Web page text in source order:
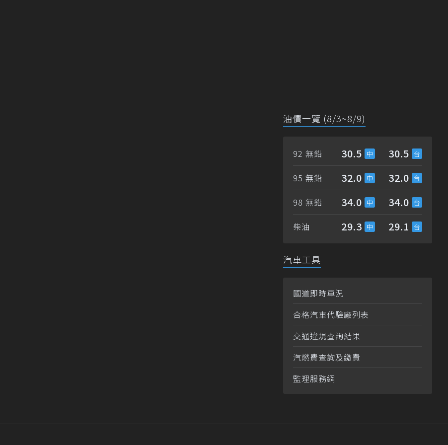
油價一覽 (8/3~8/9)
92 無鉛 30.5 30.5
95 無鉛 32.0 32.0
98 無鉛 34.0 34.0
柴油 29.3 29.1
汽車工具
國道即時車況
合格汽車代驗廠列表
交通違規查詢結果
汽燃費查詢及繳費
監理服務網